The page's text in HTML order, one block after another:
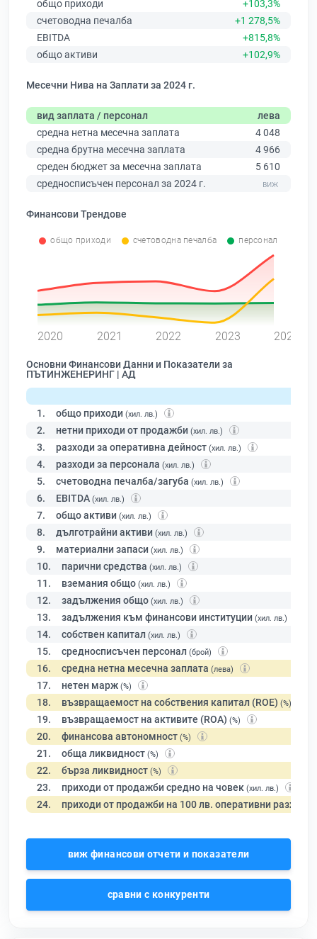
общо приходи
+103,3%
счетоводна печалба
+1 278,5%
EBITDA
+815,8%
общо активи
+102,9%
Месечни Нива на Заплати за 2024 г.
вид заплата / персонал
лева
средна нетна месечна заплата
4 048
средна брутна месечна заплата
4 966
среден бюджет за месечна заплата
5 610
средносписъчен персонал за 2024 г.
Финансови Трендове
общо приходи счетоводна печалба персонал
2020 2021 2022 2023 2024
Основни Финансови Данни и Показатели за
ПЪТИНЖЕНЕРИНГ | АД
1. общо приходи (хил. лв.)
2. нетни приходи от продажби (хил. лв.)
3. разходи за оперативна дейност (хил. лв.)
4. разходи за персонала (хил. лв.)
5. счетоводна печалба/загуба (хил. лв.)
6. EBITDA (хил. лв.)
7. общо активи (хил. лв.)
8. дълготрайни активи (хил. лв.)
9. материални запаси (хил. лв.)
10. парични средства (хил. лв.)
11. вземания общо (хил. лв.)
12. задължения общо (хил. лв.)
13. задължения към финансови институции (хил. лв.)
14. собствен капитал (хил. лв.)
15. средносписъчен персонал (брой)
16. средна нетна месечна заплата (лева)
17. нетен марж (%)
18. възвращаемост на собствения капитал (ROE) (%)
19. възвращаемост на активите (ROA) (%)
20. финансова автономност (%)
21. обща ликвидност (%)
22. бърза ликвидност (%)
23. приходи от продажби средно на човек (хил. лв.)
24. приходи от продажби на 100 лв. оперативни разходи
виж финансови отчети и показатели
сравни с конкуренти